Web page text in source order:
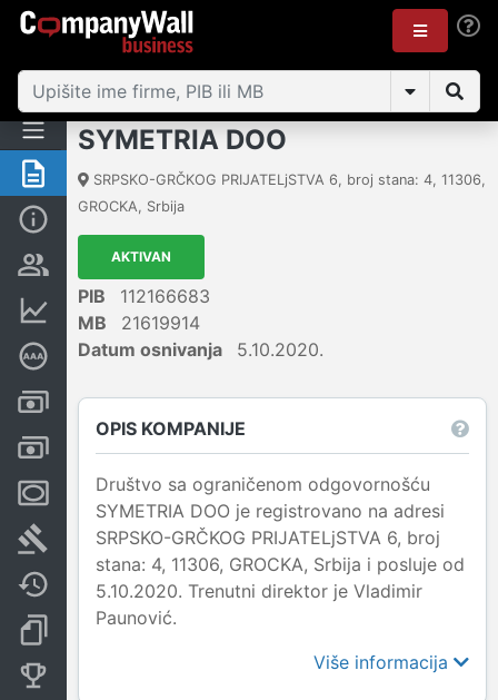
Rezime
Osnovni podaci
Vlasnička struktura
Dubinska bonitetna ocena
Kreditni limit kompanije
Menice i zaloge
Sudski sporovi
Javne nabavke
Dokumenti i objave
SYMETRIA DOO
SRPSKO-GRČKOG PRIJATELjSTVA 6, broj stana: 4, 11306,
GROCKA, Srbija
AKTIVAN
PIB
112166683
MB
21619914
Datum osnivanja
5.10.2020.
OPIS KOMPANIJE
Društvo sa ograničenom odgovornošću
SYMETRIA DOO je registrovano na adresi
SRPSKO-GRČKOG PRIJATELjSTVA 6, broj
stana: 4, 11306, GROCKA, Srbija i posluje od
5.10.2020. Trenutni direktor je Vladimir
Paunović.
Više informacija